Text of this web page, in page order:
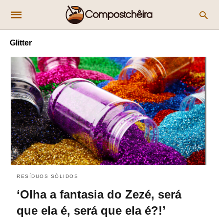
Glitter
RESÍDUOS SÓLIDOS
‘Olha a fantasia do Zezé, será
que ela é, será que ela é?!’